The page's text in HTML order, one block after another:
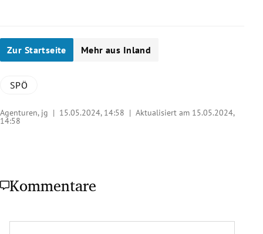
Zur Startseite Mehr aus Inland
SPÖ
Agenturen, jg | 15.05.2024, 14:58 | Aktualisiert am 15.05.2024,
14:58
Kommentare